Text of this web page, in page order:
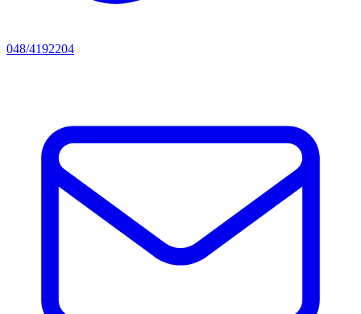
048/4192204